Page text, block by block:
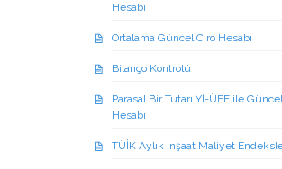
Hesabı
Ortalama Güncel Ciro Hesabı
Bilanço Kontrolü
Parasal Bir Tutarı Yİ-ÜFE ile
Hesabı
TÜİK Aylık İnşaat Maliyet